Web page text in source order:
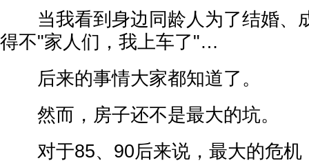
当我看到身边同龄人为了结婚、
得不"家人们，我上车了"…
后来的事情大家都知道了。
然而，房子还不是最大的坑。
对于85、90后来说，最大的危机